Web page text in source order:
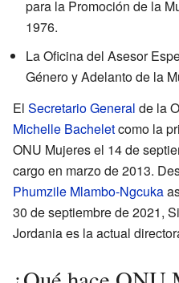
para la Promoción de la
1976.
La Oficina del Asesor
Género y Adelanto de la
El Secretario General de la
Michelle Bacheletcomo la
ONU Mujeres el 14 de
cargo en marzo de 2013.
Phumzile Mlambo-Ngcuka
30 de septiembre de 2021,
Jordania es la actual